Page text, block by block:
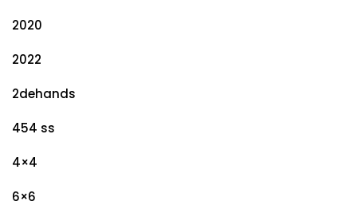
2020
2022
2dehands
454 ss
4×4
6×6